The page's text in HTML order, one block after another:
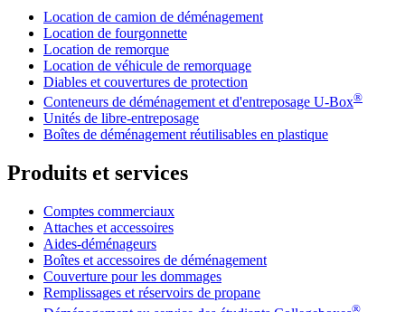
Location de camion de déménagement
Location de fourgonnette
Location de remorque
Location de véhicule de remorquage
Diables et couvertures de protection
Conteneurs de déménagement et d'entreposage U-Box®
Unités de libre-entreposage
Boîtes de déménagement réutilisables en plastique
Produits et services
Comptes commerciaux
Attaches et accessoires
Aides-déménageurs
Boîtes et accessoires de déménagement
Couverture pour les dommages
Remplissages et réservoirs de propane
®